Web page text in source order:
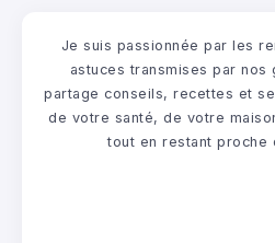
Je suis passionnée par les
astuces transmises par nos
partage conseils, recettes et
de votre santé, de votre
tout en restant proche